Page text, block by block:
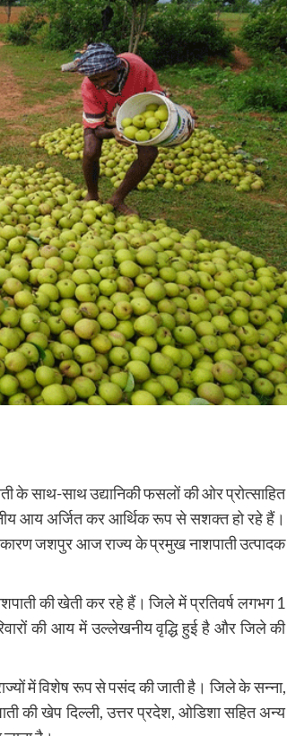
के साथ-साथ उद्यानिकी फसलों की ओर प्रोत्साहित
आय अर्जित कर आर्थिक रूप से सशक्त हो रहे हैं।
जशपुर आज राज्य के प्रमुख नाशपाती उत्पादक
की खेती कर रहे हैं। जिले में प्रतिवर्ष लगभग 1
की आय में उल्लेखनीय वृद्धि हुई है और जिले की
में विशेष रूप से पसंद की जाती है। जिले के सन्ना,
की खेप दिल्ली, उत्तर प्रदेश, ओडिशा सहित अन्य